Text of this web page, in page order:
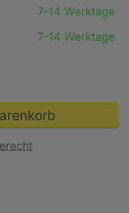
7-14 Werktage
7-14 Werktage